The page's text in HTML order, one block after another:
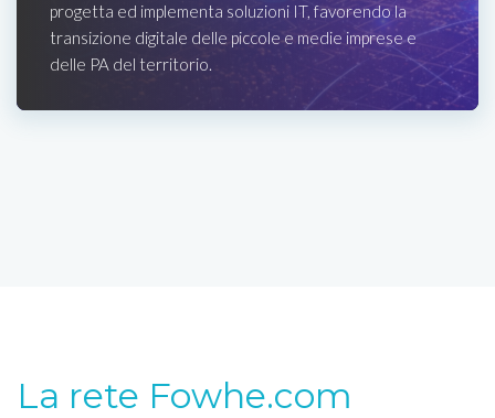
progetta ed implementa soluzioni IT, favorendo la
transizione digitale delle piccole e medie imprese e
delle PA del territorio.
La rete Fowhe.com